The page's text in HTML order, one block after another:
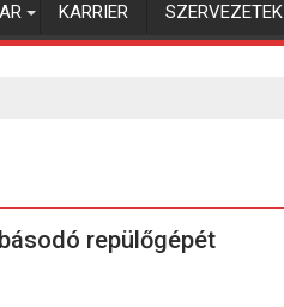
KARRIER SZERVEZETEK
repülőgépét